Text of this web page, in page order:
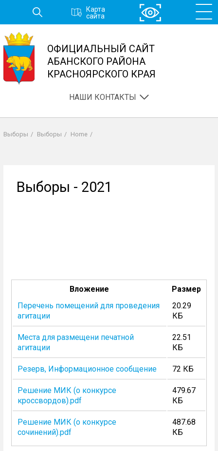
основному
содержанию
Карта
сайта
ОФИЦИАЛЬНЫЙ САЙТ
АБАНСКОГО РАЙОНА
КРАСНОЯРСКОГО КРАЯ
НАШИ КОНТАКТЫ
Выборы / Выборы / Home /
Выборы - 2021
Вложение
Размер
Перечень помещений для проведения
агитации
20.29
КБ
Места для размещени печатной
агитации
22.51
КБ
Резерв, Информационное сообщение 72 КБ
Решение МИК (о конкурсе
кроссвордов).pdf
479.67
КБ
Решение МИК (о конкурсе
сочинений).pdf
487.68
КБ